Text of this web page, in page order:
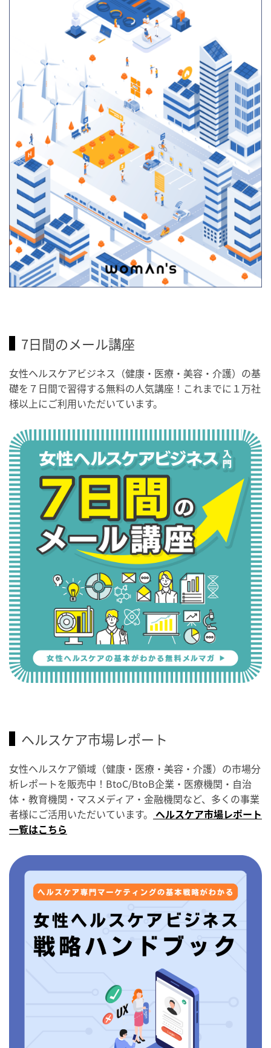
7日間のメール講座
女性ヘルスケアビジネス（健康・医療・美容・介護）の基
礎を７日間で習得する無料の人気講座！これまでに１万社
様以上にご利用いただいています。
ヘルスケア市場レポート
女性ヘルスケア領域（健康・医療・美容・介護）の市場分
析レポートを販売中！BtoC/BtoB企業・医療機関・自治
体・教育機関・マスメディア・金融機関など、多くの事業
者様にご活用いただいています。 ヘルスケア市場レポート
一覧はこちら